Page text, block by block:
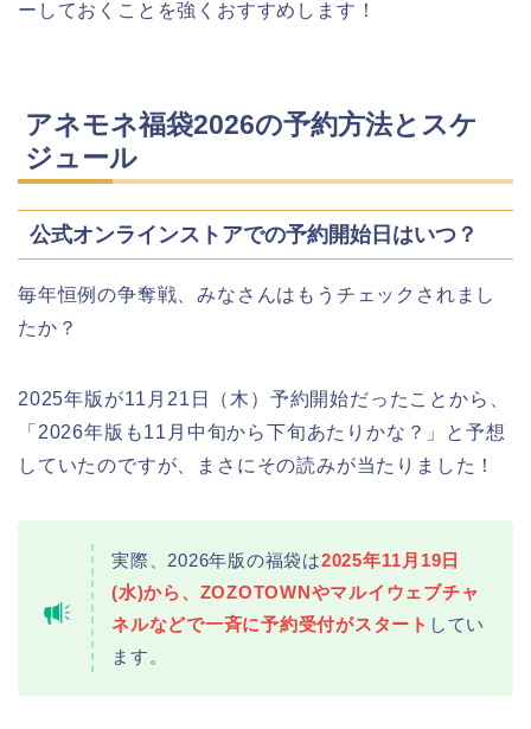
ーしておくことを強くおすすめします！
アネモネ福袋2026の予約方法とスケ
ジュール
公式オンラインストアでの予約開始日はいつ？
毎年恒例の争奪戦、みなさんはもうチェックされまし
たか？
2025年版が11月21日（木）予約開始だったことから、
「2026年版も11月中旬から下旬あたりかな？」と予想
していたのですが、まさにその読みが当たりました！
実際、2026年版の福袋は2025年11月19日
(水)から、ZOZOTOWNやマルイウェブチャ
ネルなどで一斉に予約受付がスタート してい
ます。